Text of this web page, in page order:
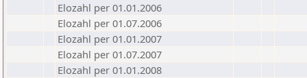
Elozahl per 01.01.2006
Elozahl per 01.07.2006
Elozahl per 01.01.2007
Elozahl per 01.07.2007
Elozahl per 01.01.2008